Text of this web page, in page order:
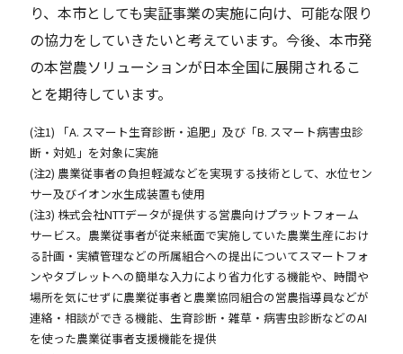
り、本市としても実証事業の実施に向け、可能な限り
の協力をしていきたいと考えています。今後、本市発
の本営農ソリューションが日本全国に展開されるこ
とを期待しています。
(注1) 「A. スマート生育診断・追肥」及び「B. スマート病害虫診
断・対処」を対象に実施
(注2) 農業従事者の負担軽減などを実現する技術として、水位セン
サー及びイオン水生成装置も使用
(注3) 株式会社NTTデータが提供する営農向けプラットフォーム
サービス。農業従事者が従来紙面で実施していた農業生産におけ
る計画・実績管理などの所属組合への提出についてスマートフォ
ンやタブレットへの簡単な入力により省力化する機能や、時間や
場所を気にせずに農業従事者と農業協同組合の営農指導員などが
連絡・相談ができる機能、生育診断・雑草・病害虫診断などのAI
を使った農業従事者支援機能を提供